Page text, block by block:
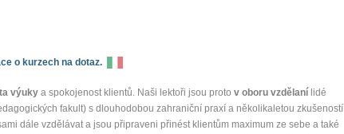
o kurzech na dotaz.
výuky a spokojenost klientů. Naši lektoři jsou proto v oboru vzdělaní lidé
fakult) s dlouhodobou zahraniční praxí a několikaletou zkušeností
dále vzdělávat a jsou připraveni přinést klientům maximum ze sebe a také